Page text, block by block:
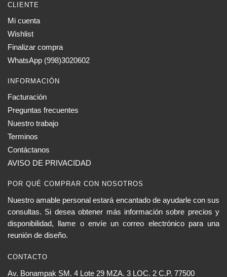
CLIENTE
Mi cuenta
Wishlist
Finalizar compra
WhatsApp (998)3020602
INFORMACIÓN
Facturación
Preguntas frecuentes
Nuestro trabajo
Terminos
Contáctanos
AVISO DE PRIVACIDAD
POR QUÉ COMPRAR CON NOSOTROS
Nuestro amable personal estará encantado de ayudarle con sus
consultas. Si desea obtener más información sobre precios y
disponibilidad, llame o envíe un correo electrónico para una
reunión de diseño.
CONTACTO
Av. Bonampak SM. 4 Lote 29 MZA. 3 LOC. 2 C.P. 77500